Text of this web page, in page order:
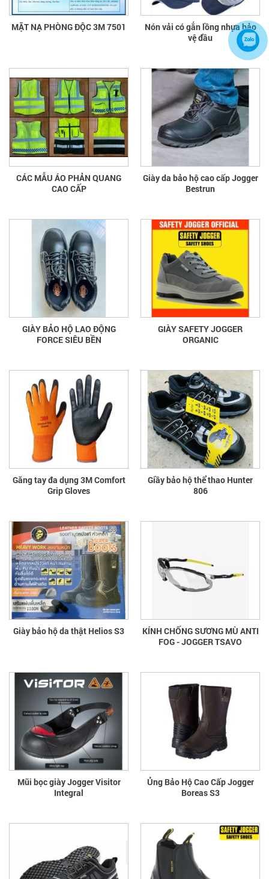
MẶT NẠ PHÒNG ĐỘC 3M 7501
Nón vải có gắn lồng nhựa bảo
vệ đầu
CÁC MẪU ÁO PHẢN QUANG
CAO CẤP
Giày da bảo hộ cao cấp Jogger
Bestrun
GIÀY BẢO HỘ LAO ĐỘNG
FORCE SIÊU BỀN
GIÀY SAFETY JOGGER
ORGANIC
Găng tay đa dụng 3M Comfort
Grip Gloves
Giầy bảo hộ thể thao Hunter
806
Giày bảo hộ da thật Helios S3
KÍNH CHỐNG SƯƠNG MÙ ANTI
FOG - JOGGER TSAVO
Mũi bọc giày Jogger Visitor
Integral
Ủng Bảo Hộ Cao Cấp Jogger
Boreas S3